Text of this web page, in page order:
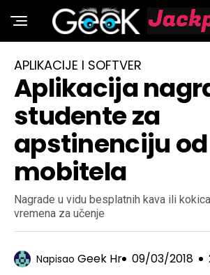
GeeK.hr
APLIKACIJE I SOFTVER
Aplikacija
studente za
apstinenciju od
mobitela
Nagrade u vidu besplatnih kava ili
vremena za učenje
Napisao Geek Hr 09/03/2018